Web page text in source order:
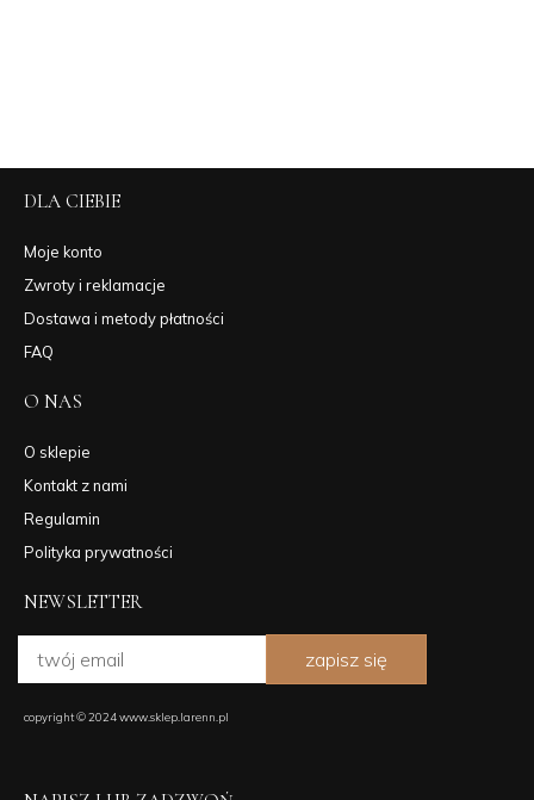
DLA CIEBIE
Moje konto
Zwroty i reklamacje
Dostawa i metody płatności
FAQ
O NAS
O sklepie
Kontakt z nami
Regulamin
Polityka prywatności
NEWSLETTER
zapisz się
copyright © 2024 www.sklep.larenn.pl